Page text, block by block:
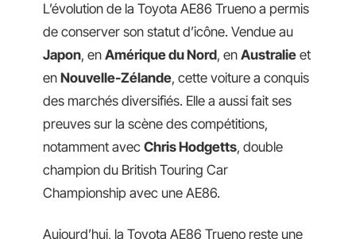
L’évolution de la Toyota AE86 Trueno a permis
de conserver son statut d’icône. Vendue au
Japon, en Amérique du Nord, en Australie et
en Nouvelle-Zélande, cette voiture a conquis
des marchés diversifiés. Elle a aussi fait ses
preuves sur la scène des compétitions,
notamment avec Chris Hodgetts, double
champion du British Touring Car
Championship avec une AE86.
Aujourd’hui, la Toyota AE86 Trueno reste une